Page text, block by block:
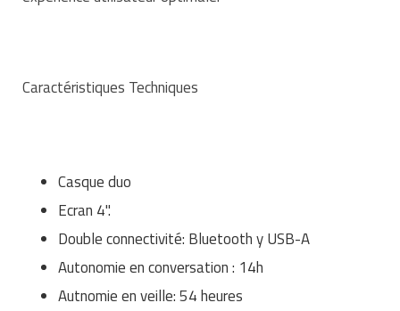
Caractéristiques Techniques
Casque duo
Ecran 4''.
Double connectivité: Bluetooth y USB-A
Autonomie en conversation : 14h
Autnomie en veille: 54 heures